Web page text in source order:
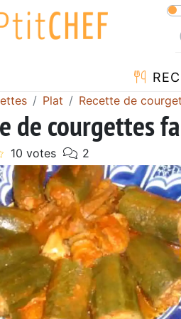
Plat Recette de
de courgettes